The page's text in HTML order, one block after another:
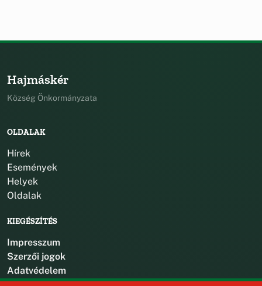
Hajmáskér
Község Önkormányzata
OLDALAK
Hírek
Események
Helyek
Oldalak
KIEGÉSZÍTÉS
Impresszum
Szerzői jogok
Adatvédelem